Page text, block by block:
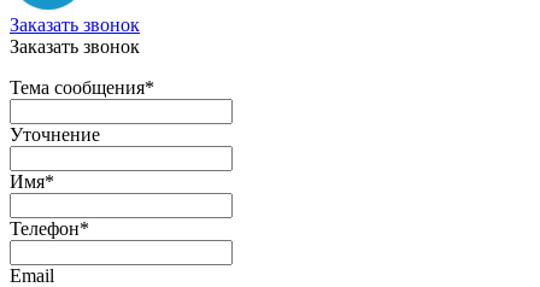
Заказать звонок
Заказать звонок
Тема сообщения*
Уточнение
Имя*
Телефон*
Email